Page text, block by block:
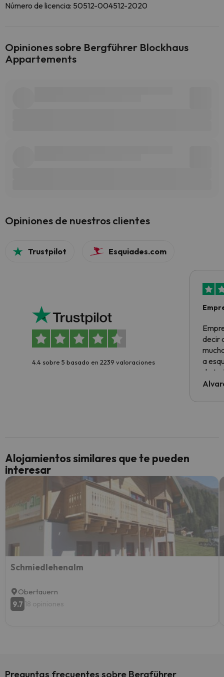
Número de licencia: 50512-004512-2020
Opiniones sobre Bergführer Blockhaus
Appartements
Opiniones de nuestros clientes
Trustpilot Esquiades.com
4.4 sobre 5 basado en 2239 valoraciones
decir
a
de
al
culpa
yo.
Alojamientos similares que te pueden
interesar
Schmiedlehenalm
Obertauern
9.7 18 opiniones
Preguntas frecuentes sobre Bergführer